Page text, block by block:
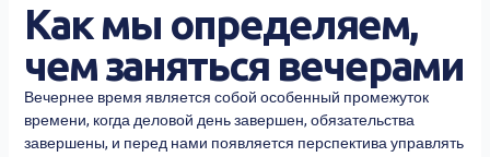
Как мы определяем,
чем заняться вечерами
Вечернее время является собой особенный промежуток
времени, когда деловой день завершен, обязательства
завершены, и перед нами появляется перспектива управлять